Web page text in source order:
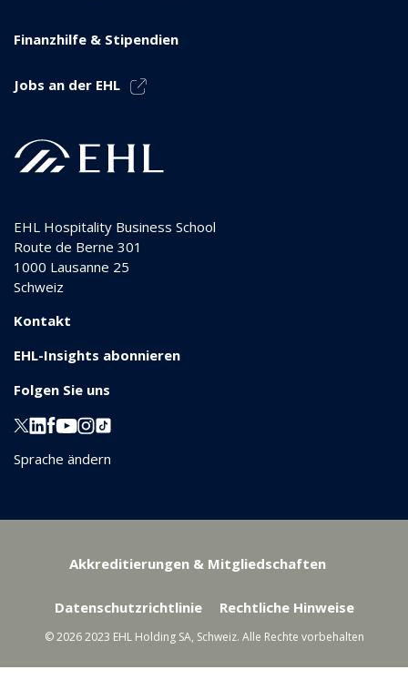
Finanzhilfe & Stipendien
Jobs an der EHL
EHL Hospitality Business School
Route de Berne 301
1000 Lausanne 25
Schweiz
Kontakt
EHL-Insights abonnieren
Folgen Sie uns
Sprache ändern
Akkreditierungen & Mitgliedschaften
Datenschutzrichtlinie Rechtliche Hinweise
© 2026 2023 EHL Holding SA, Schweiz. Alle Rechte vorbehalten